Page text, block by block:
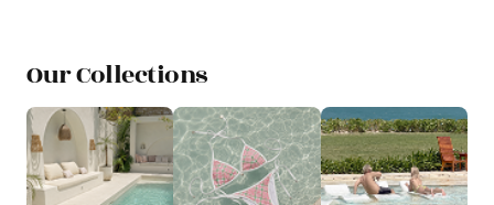
Our Collections